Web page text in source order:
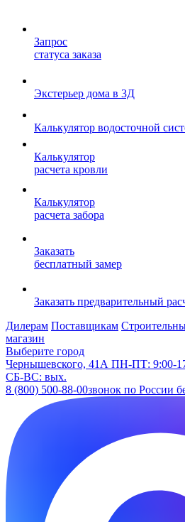
Запрос
статуса заказа
Экстерьер дома в 3Д
Калькулятор водосточной
Калькулятор
расчета кровли
Калькулятор
расчета забора
Заказать
бесплатный замер
Заказать предварительный
Дилерам Поставщикам
магазин
Выберите город
Чернышевского, 41А ПН-ПТ: 9:00-
СБ-ВС: вых.
8 (800) 500-88-00звонок по России